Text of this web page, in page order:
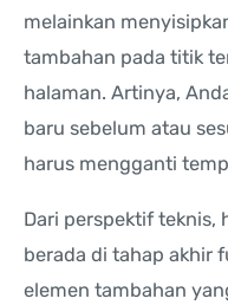
melainkan
tambahan pada titik
halaman. Artinya,
baru sebelum atau
harus mengganti
Dari perspektif teknis,
berada di tahap akhir
elemen tambahan